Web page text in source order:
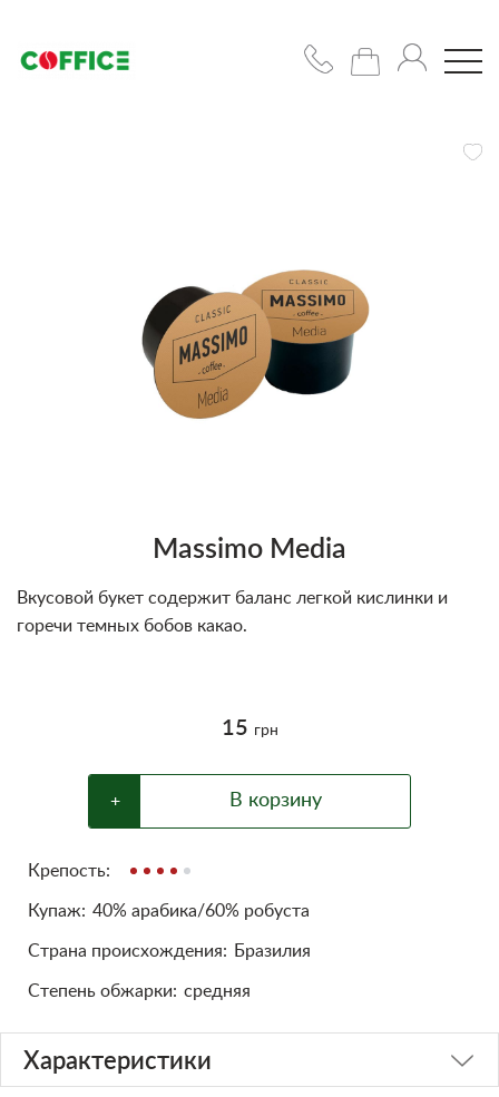
Massimo Media
Вкусовой букет содержит баланс легкой кислинки и
горечи темных бобов какао.
15 грн
+ В корзину
Крепость:
Купаж: 40% арабика/60% робуста
Cтрана происхождения: Бразилия
Степень обжарки: средняя
Характеристики
Чашки/
сахар/
сиропы
Подобрать
Условия